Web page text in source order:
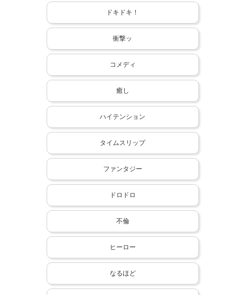
ドキドキ！
衝撃ッ
コメディ
癒し
ハイテンション
タイムスリップ
ファンタジー
ドロドロ
不倫
ヒーロー
なるほど